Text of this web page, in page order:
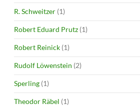
R. Schweitzer (1)
Robert Eduard Prutz (1)
Robert Reinick (1)
Rudolf Löwenstein (2)
Sperling (1)
Theodor Räbel (1)